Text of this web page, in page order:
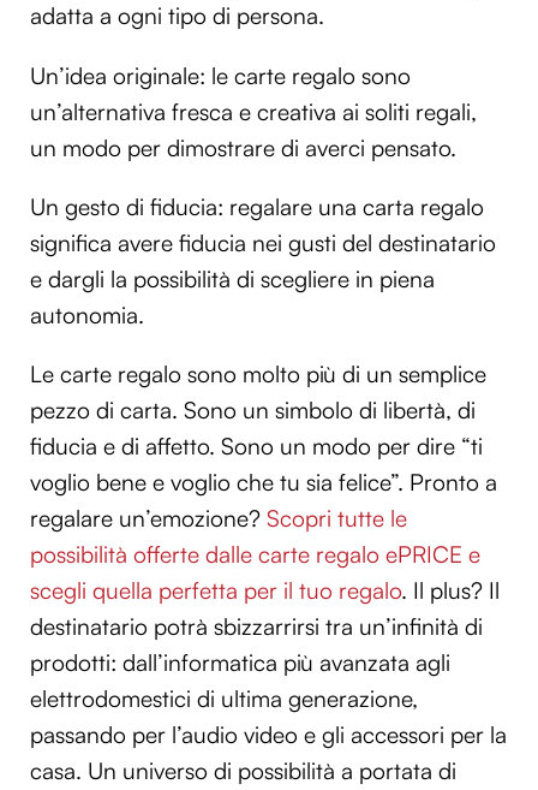
adatta a ogni tipo di persona.
Un’idea originale: le carte regalo sono
un’alternativa fresca e creativa ai soliti regali,
un modo per dimostrare di averci pensato.
Un gesto di fiducia: regalare una carta regalo
significa avere fiducia nei gusti del destinatario
e dargli la possibilità di scegliere in piena
autonomia.
Le carte regalo sono molto più di un semplice
pezzo di carta. Sono un simbolo di libertà, di
fiducia e di affetto. Sono un modo per dire “ti
voglio bene e voglio che tu sia felice”. Pronto a
regalare un’emozione? Scopri tutte le
possibilità offerte dalle carte regalo ePRICE e
scegli quella perfetta per il tuo regalo. Il plus? Il
destinatario potrà sbizzarrirsi tra un’infinità di
prodotti: dall’informatica più avanzata agli
elettrodomestici di ultima generazione,
passando per l’audio video e gli accessori per la
casa. Un universo di possibilità a portata di